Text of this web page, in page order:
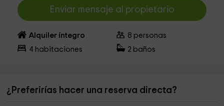
Enviar mensaje al propietario
Alquiler íntegro 8 personas
4 habitaciones 2 baños
¿Preferirías hacer una reserva directa?